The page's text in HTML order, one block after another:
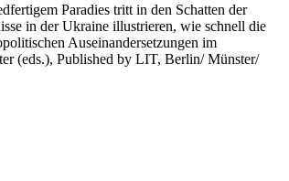
Paradies tritt in den Schatten der
in der Ukraine illustrieren, wie schnell die
Auseinandersetzungen im
(eds.), Published by LIT, Berlin/ Münster/